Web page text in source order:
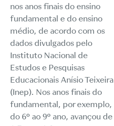
nos anos finais do ensino
fundamental e do ensino
médio, de acordo com os
dados divulgados pelo
Instituto Nacional de
Estudos e Pesquisas
Educacionais Anísio Teixeira
(Inep). Nos anos finais do
fundamental, por exemplo,
do 6º ao 9º ano, avançou de